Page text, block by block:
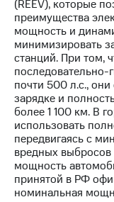
капитал
Контроль
и
аудит
Рынок
акций
Описание
Порядок
выкупа
акций
Рынок
(REEV), которые
преимущества
мощность и
минимизировать
станций. При том,
последовательно-
почти 500 л.с.,
зарядке и
более 1 100 км. В
использовать
передвигаясь с
вредных выбросов
мощность
принятой в РФ
номинальная